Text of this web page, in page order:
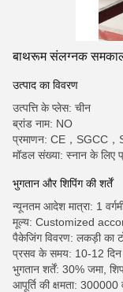
बाथरूम संलग्नक
उत्पाद का विवरण
उत्पत्ति के प्लेस: चीन
ब्रांड नाम: NO
प्रमाणन: CE，SGCC
मॉडल संख्या: स्नान के लिए
भुगतान और शिपिंग की शर्तें
न्यूनतम आदेश मात्रा: 1
मूल्य: Customized
पैकेजिंग विवरण: लकड़ी का
प्रसव के समय: 10-12 दिन
भुगतान शर्तें: 30% जमा,
आपूर्ति की क्षमता: 300000